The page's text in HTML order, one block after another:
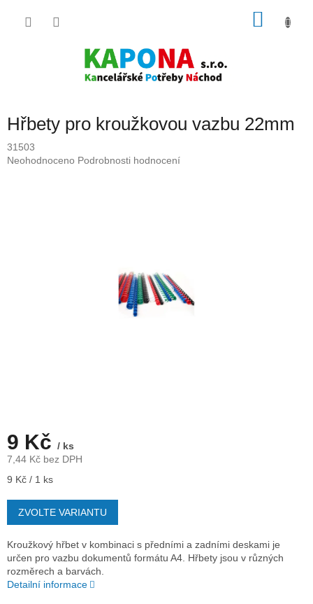
Hřbety pro kroužkovou vazbu 22mm
31503
Průměrné
Neohodnoceno Podrobnosti hodnocení
9 Kč / ks
7,44 Kč bez DPH
Měrná
9 Kč / 1 ks
ZVOLTE VARIANTU
Kroužkový hřbet v kombinaci s předními a zadními deskami je
určen pro vazbu dokumentů formátu A4. Hřbety jsou v různých
rozměrech a barvách.
Detailní informace